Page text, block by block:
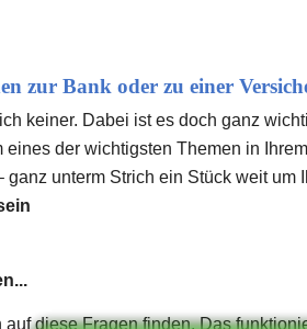
zur Bank oder zu einer
keiner. Dabei ist es doch ganz
der wichtigsten Themen in
unterm Strich ein Stück weit um
diese Fragen finden. Das